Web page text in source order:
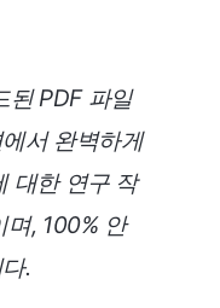
된 PDF 파일
서 완벽하게
대한 연구 작
며, 100% 안
.